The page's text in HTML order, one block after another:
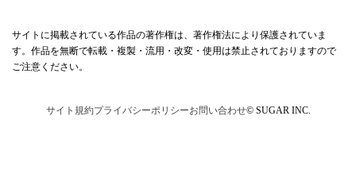
サイトに掲載されている作品の著作権は、著作権法により保護されていま
す。作品を無断で転載・複製・流用・改変・使用は禁止されておりますので
ご注意ください。
サイト規約プライバシーポリシーお問い合わせ© SUGAR INC.